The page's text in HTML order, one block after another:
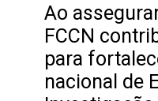
Ao
FCCN
para
nacional de